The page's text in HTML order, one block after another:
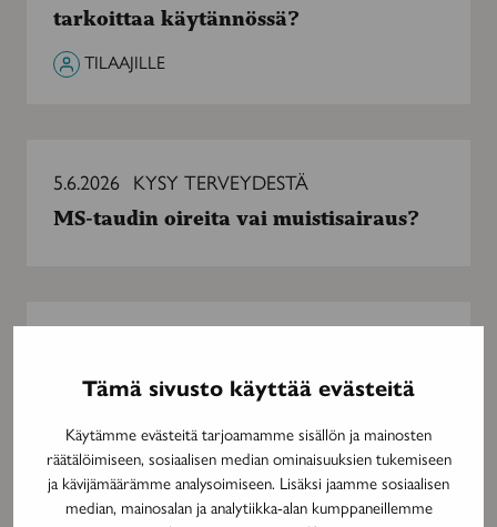
Tämä sivusto käyttää evästeitä
Käytämme evästeitä tarjoamamme sisällön ja mainosten
räätälöimiseen, sosiaalisen median ominaisuuksien tukemiseen
ja kävijämäärämme analysoimiseen. Lisäksi jaamme sosiaalisen
median, mainosalan ja analytiikka-alan kumppaneillemme
tarkoittaa käytännössä?
TILAAJILLE
taudin
oireita
5.6.2026 KYSY TERVEYDESTÄ
MS-taudin oireita vai muistisairaus?
Lue näköislehtenä